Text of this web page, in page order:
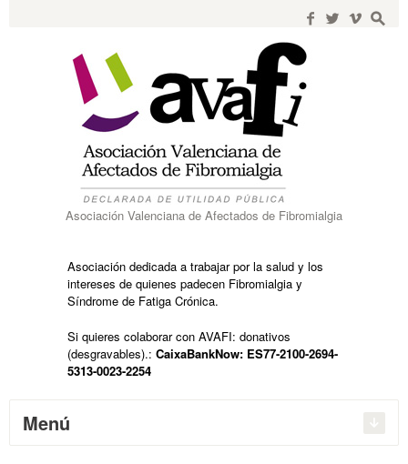
f w i s
Asociación Valenciana de Afectados de Fibromialgia
Asociación dedicada a trabajar por la salud y los
intereses de quienes padecen Fibromialgia y
Síndrome de Fatiga Crónica.
Si quieres colaborar con AVAFI: donativos
(desgravables).:CaixaBankNow: ES77-2100-2694-
5313-0023-2254
Menú